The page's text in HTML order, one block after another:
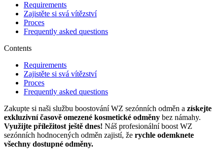
Requirements
Zajistěte si svá vítězství
Proces
Frequently asked questions
Contents
Requirements
Zajistěte si svá vítězství
Proces
Frequently asked questions
Zakupte si naši službu boostování WZ sezónních odměn a získejte
exkluzivní časově omezené kosmetické odměny bez námahy.
Využijte příležitost ještě dnes! Náš profesionální boost WZ
sezónních hodnocených odměn zajistí, že rychle odemknete
všechny dostupné odměny.